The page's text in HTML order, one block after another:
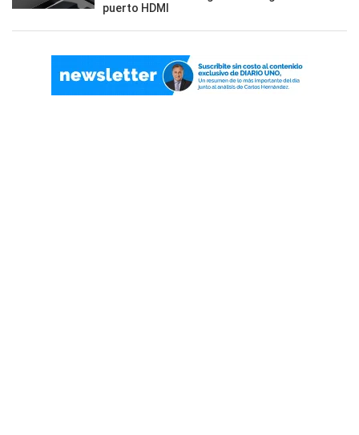
puerto HDMI